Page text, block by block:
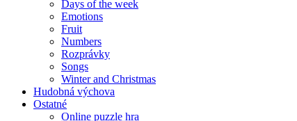
Days of the week
Emotions
Fruit
Numbers
Rozprávky
Songs
Winter and Christmas
Hudobná výchova
Ostatné
Online puzzle hra